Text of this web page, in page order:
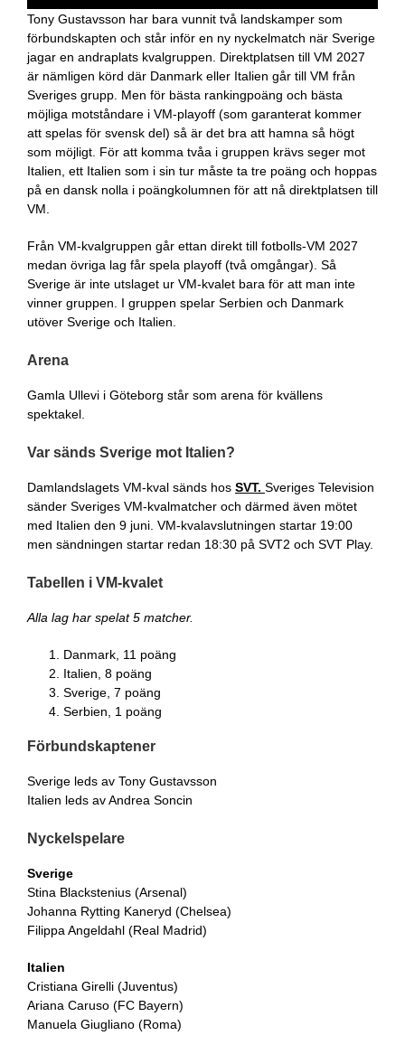
Tony Gustavsson har bara vunnit två landskamper som
förbundskapten och står inför en ny nyckelmatch när Sverige
jagar en andraplats kvalgruppen. Direktplatsen till VM 2027
är nämligen körd där Danmark eller Italien går till VM från
Sveriges grupp. Men för bästa rankingpoäng och bästa
möjliga motståndare i VM-playoff (som garanterat kommer
att spelas för svensk del) så är det bra att hamna så högt
som möjligt. För att komma tvåa i gruppen krävs seger mot
Italien, ett Italien som i sin tur måste ta tre poäng och hoppas
på en dansk nolla i poängkolumnen för att nå direktplatsen till
VM.
Från VM-kvalgruppen går ettan direkt till fotbolls-VM 2027
medan övriga lag får spela playoff (två omgångar). Så
Sverige är inte utslaget ur VM-kvalet bara för att man inte
vinner gruppen. I gruppen spelar Serbien och Danmark
utöver Sverige och Italien.
Arena
Gamla Ullevi i Göteborg står som arena för kvällens
spektakel.
Var sänds Sverige mot Italien?
Damlandslagets VM-kval sänds hos SVT. Sveriges Television
sänder Sveriges VM-kvalmatcher och därmed även mötet
med Italien den 9 juni. VM-kvalavslutningen startar 19:00
men sändningen startar redan 18:30 på SVT2 och SVT Play.
Tabellen i VM-kvalet
Alla lag har spelat 5 matcher.
Danmark, 11 poäng
Italien, 8 poäng
Sverige, 7 poäng
Serbien, 1 poäng
Förbundskaptener
Sverige leds av Tony Gustavsson
Italien leds av Andrea Soncin
Nyckelspelare
Sverige
Stina Blackstenius (Arsenal)
Johanna Rytting Kaneryd (Chelsea)
Filippa Angeldahl (Real Madrid)
Italien
Cristiana Girelli (Juventus)
Ariana Caruso (FC Bayern)
Manuela Giugliano (Roma)